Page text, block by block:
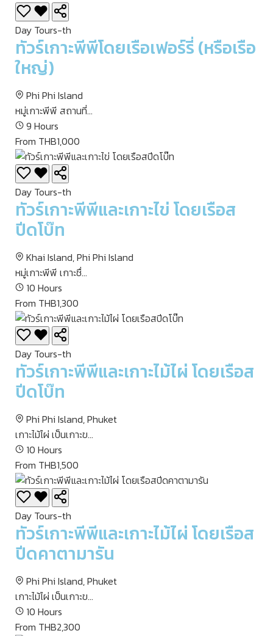
Day Tours-th
ทัวร์เกาะพีพีโดยเรือเฟอร์รี่ (หรือเรือ
ใหญ่)
Phi Phi Island
หมู่เกาะพีพี สถานที่...
9 Hours
From THB1,000
Day Tours-th
ทัวร์เกาะพีพีและเกาะไข่ โดยเรือส
ปีดโบ๊ท
Khai Island, Phi Phi Island
หมู่เกาะพีพี เกาะชื่...
10 Hours
From THB1,300
Day Tours-th
ทัวร์เกาะพีพีและเกาะไม้ไผ่ โดยเรือส
ปีดโบ๊ท
Phi Phi Island, Phuket
เกาะไม้ไผ่ เป็นเกาะข...
10 Hours
From THB1,500
Day Tours-th
ทัวร์เกาะพีพีและเกาะไม้ไผ่ โดยเรือส
ปีดคาตามารัน
Phi Phi Island, Phuket
เกาะไม้ไผ่ เป็นเกาะข...
10 Hours
From THB2,300